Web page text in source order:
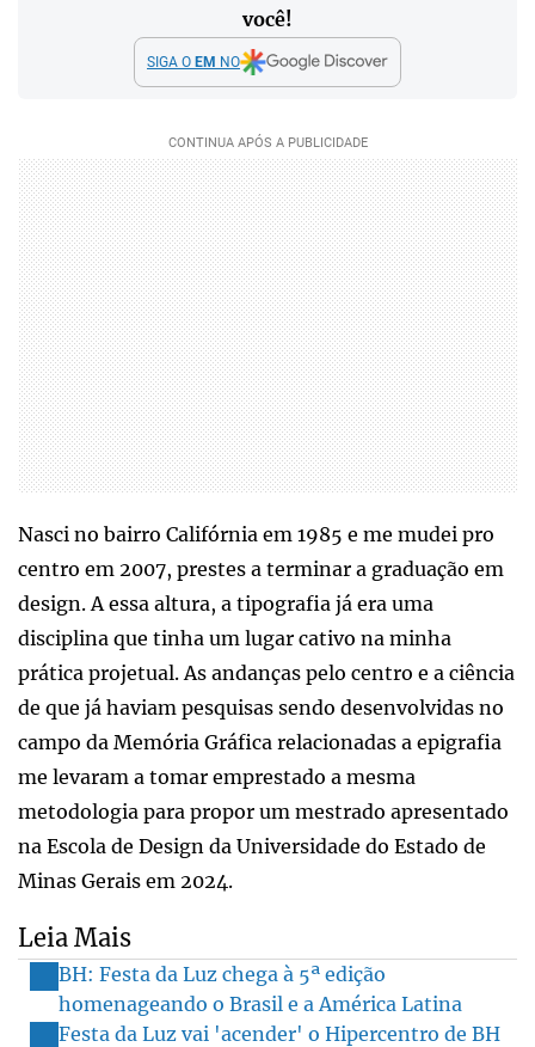
você!
SIGA O EM NO
Nasci no bairro Califórnia em 1985 e me mudei pro
centro em 2007, prestes a terminar a graduação em
design. A essa altura, a tipografia já era uma
disciplina que tinha um lugar cativo na minha
prática projetual. As andanças pelo centro e a ciência
de que já haviam pesquisas sendo desenvolvidas no
campo da Memória Gráfica relacionadas a epigrafia
me levaram a tomar emprestado a mesma
metodologia para propor um mestrado apresentado
na Escola de Design da Universidade do Estado de
Minas Gerais em 2024.
Leia Mais
BH: Festa da Luz chega à 5ª edição
homenageando o Brasil e a América Latina
Festa da Luz vai 'acender' o Hipercentro de BH